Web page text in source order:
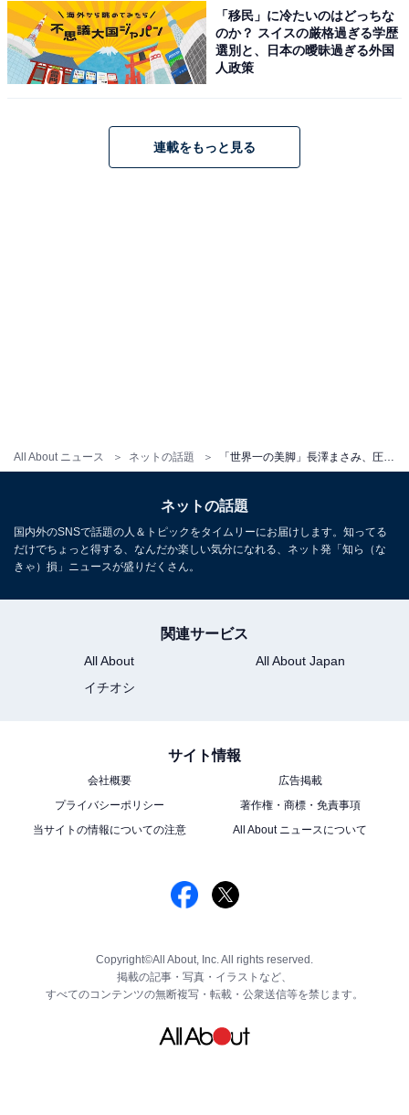
All About ニュース ネットの話題
「移民」に冷たいのはどっちな
のか？ スイスの厳格過ぎる学歴
選別と、日本の曖昧過ぎる外国
人政策
連載をもっと見る
ネットの話題
国内外のSNSで話題の人＆トピックをタイムリーにお届けします。知ってる
だけでちょっと得する、なんだか楽しい気分になれる、ネット発「知ら（な
きゃ）損」ニュースが盛りだくさん。
関連サービス
All About
All About Japan
イチオシ
サイト情報
会社概要
広告掲載
プライバシーポリシー
著作権・商標・免責事項
当サイトの情報についての注意
All About ニュースについて
Copyright©All About, Inc. All rights reserved.
掲載の記事・写真・イラストなど、
すべてのコンテンツの無断複写・転載・公衆送信等を禁じます。